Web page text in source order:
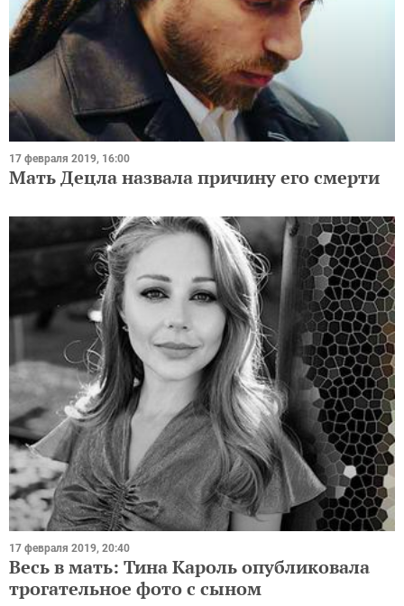
17 февраля 2019, 16:00
Мать Децла назвала причину его смерти
17 февраля 2019, 20:40
Весь в мать: Тина Кароль опубликовала
трогательное фото с сыном